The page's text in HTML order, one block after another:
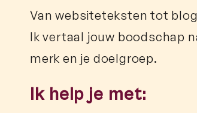
Van websiteteksten tot
Ik vertaal jouw boodschap
merk en je doelgroep.
Ik help je met: